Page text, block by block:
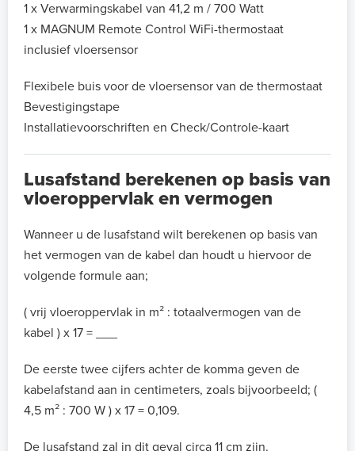
1 x Verwarmingskabel van 41,2 m / 700 Watt
1 x MAGNUM Remote Control WiFi-thermostaat
inclusief vloersensor
Flexibele buis voor de vloersensor van de thermostaat
Bevestigingstape
Installatievoorschriften en Check/Controle-kaart
Lusafstand berekenen op basis van
vloeroppervlak en vermogen
Wanneer u de lusafstand wilt berekenen op basis van
het vermogen van de kabel dan houdt u hiervoor de
volgende formule aan;
( vrij vloeroppervlak in m² : totaalvermogen van de
kabel ) x 17 = ___
De eerste twee cijfers achter de komma geven de
kabelafstand aan in centimeters, zoals bijvoorbeeld; (
4,5 m² : 700 W ) x 17 = 0,109.
De lusafstand zal in dit geval circa 11 cm zijn.